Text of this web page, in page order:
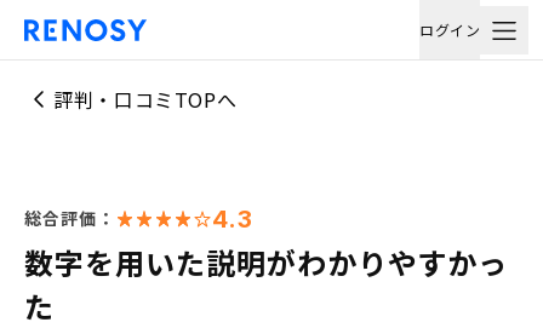
ログイン
評判・口コミTOPへ
総合評価： 4.3
数字を用いた説明がわかりやすかっ
た